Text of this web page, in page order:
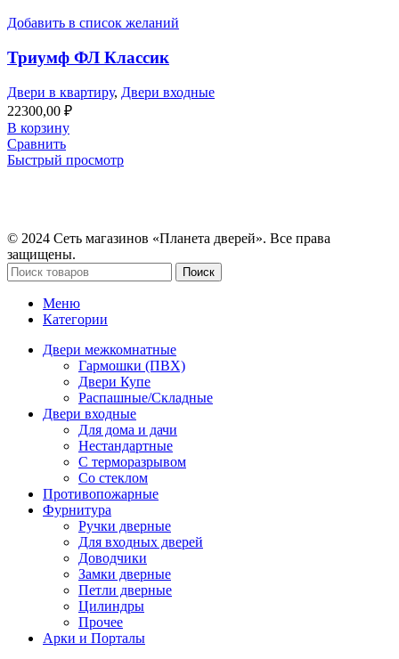
Добавить в список желаний
Триумф ФЛ Классик
Двери в квартиру, Двери входные
22300,00 ₽
В корзину
Сравнить
Быстрый просмотр
© 2024 Сеть магазинов «Планета дверей». Все права
защищены.
Поиск
Меню
Категории
Двери межкомнатные
Гармошки (ПВХ)
Двери Купе
Распашные/Складные
Двери входные
Для дома и дачи
Нестандартные
С терморазрывом
Со стеклом
Противопожарные
Фурнитура
Ручки дверные
Для входных дверей
Доводчики
Замки дверные
Петли дверные
Цилиндры
Прочее
Арки и Порталы